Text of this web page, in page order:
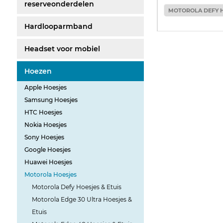
reserveonderdelen
Hardlooparmband
Headset voor mobiel
Hoezen
Apple Hoesjes
Samsung Hoesjes
HTC Hoesjes
Nokia Hoesjes
Sony Hoesjes
Google Hoesjes
Huawei Hoesjes
Motorola Hoesjes
Motorola Defy Hoesjes & Etuis
Motorola Edge 30 Ultra Hoesjes &
Etuis
MOTOROLA DEFY